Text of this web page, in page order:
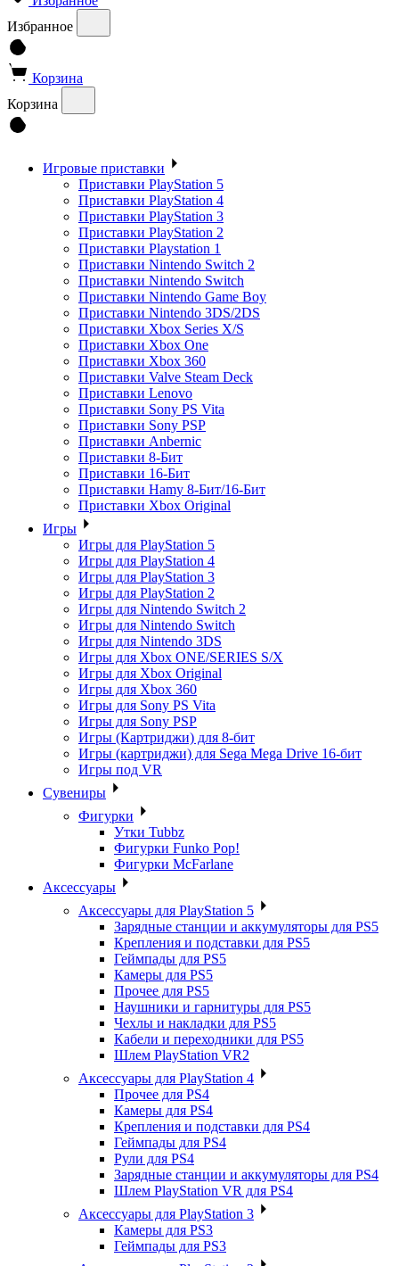
Избранное
Корзина
Корзина
Игровые приставки
Приставки PlayStation 5
Приставки PlayStation 4
Приставки PlayStation 3
Приставки PlayStation 2
Приставки Playstation 1
Приставки Nintendo Switch 2
Приставки Nintendo Switch
Приставки Nintendo Game Boy
Приставки Nintendo 3DS/2DS
Приставки Xbox Series X/S
Приставки Xbox One
Приставки Xbox 360
Приставки Valve Steam Deck
Приставки Lenovo
Приставки Sony PS Vita
Приставки Sony PSP
Приставки Anbernic
Приставки 8-Бит
Приставки 16-Бит
Приставки Hamy 8-Бит/16-Бит
Приставки Xbox Original
Игры
Игры для PlayStation 5
Игры для PlayStation 4
Игры для PlayStation 3
Игры для PlayStation 2
Игры для Nintendo Switch 2
Игры для Nintendo Switch
Игры для Nintendo 3DS
Игры для Xbox ONE/SERIES S/X
Игры для Xbox Original
Игры для Xbox 360
Игры для Sony PS Vita
Игры для Sony PSP
Игры (Картриджи) для 8-бит
Игры (картриджи) для Sega Mega Drive 16-бит
Игры под VR
Сувениры
Фигурки
Утки Tubbz
Фигурки Funko Pop!
Фигурки McFarlane
Аксессуары
Аксессуары для PlayStation 5
Зарядные станции и аккумуляторы для PS5
Крепления и подставки для PS5
Геймпады для PS5
Камеры для PS5
Прочее для PS5
Наушники и гарнитуры для PS5
Чехлы и накладки для PS5
Кабели и переходники для PS5
Шлем PlayStation VR2
Аксессуары для PlayStation 4
Прочее для PS4
Камеры для PS4
Крепления и подставки для PS4
Геймпады для PS4
Рули для PS4
Зарядные станции и аккумуляторы для PS4
Шлем PlayStation VR для PS4
Аксессуары для PlayStation 3
Камеры для PS3
Геймпады для PS3